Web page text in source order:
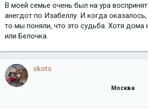
В моей семье очень был на ура
анегдот по Изабеллу. И когда
то мы поняли, что это судьба. Хотя дома
или Белочка.
skots
Москва